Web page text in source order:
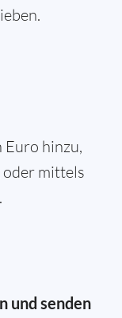
Euro hinzu,
mittels
und senden